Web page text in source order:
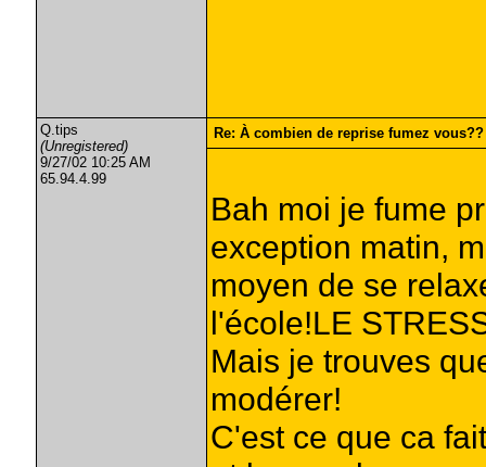
Q.tips
(Unregistered)
9/27/02 10:25 AM
65.94.4.99
Re: À combien de reprise fumez vous??
Bah moi je fume
exception matin,
moyen de se
l'école!LE
Mais je trouves
modérer!
C'est ce que ca